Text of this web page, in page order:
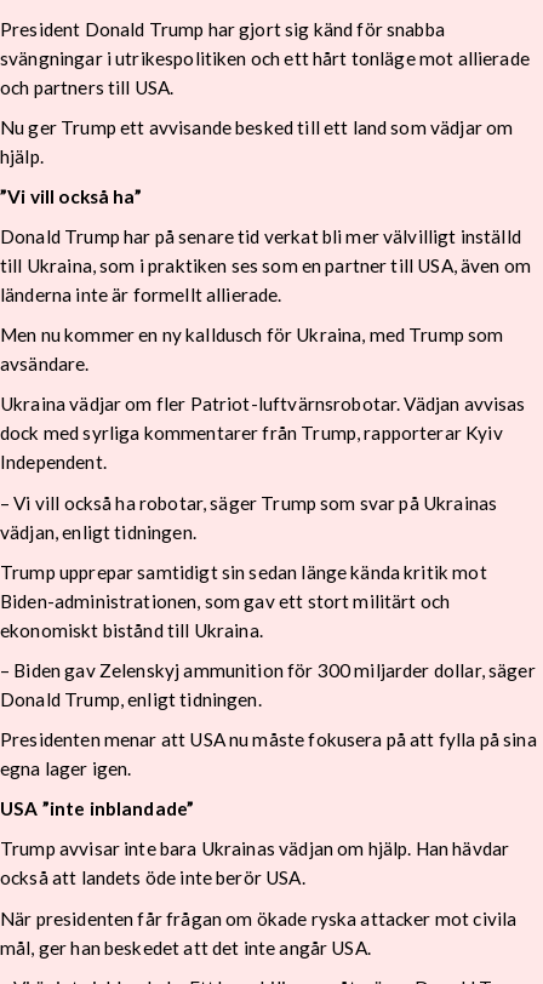
President Donald Trump har gjort sig känd för snabba
svängningar i utrikespolitiken och ett hårt tonläge mot allierade
och partners till USA.
Nu ger Trump ett avvisande besked till ett land som vädjar om
hjälp.
”Vi vill också ha”
Donald Trump har på senare tid verkat bli mer välvilligt inställd
till Ukraina, som i praktiken ses som en partner till USA, även om
länderna inte är formellt allierade.
Men nu kommer en ny kalldusch för Ukraina, med Trump som
avsändare.
Ukraina vädjar om fler Patriot-luftvärnsrobotar. Vädjan avvisas
dock med syrliga kommentarer från Trump, rapporterar Kyiv
Independent.
– Vi vill också ha robotar, säger Trump som svar på Ukrainas
vädjan, enligt tidningen.
Trump upprepar samtidigt sin sedan länge kända kritik mot
Biden-administrationen, som gav ett stort militärt och
ekonomiskt bistånd till Ukraina.
– Biden gav Zelenskyj ammunition för 300 miljarder dollar, säger
Donald Trump, enligt tidningen.
Presidenten menar att USA nu måste fokusera på att fylla på sina
egna lager igen.
USA ”inte inblandade”
Trump avvisar inte bara Ukrainas vädjan om hjälp. Han hävdar
också att landets öde inte berör USA.
När presidenten får frågan om ökade ryska attacker mot civila
mål, ger han beskedet att det inte angår USA.